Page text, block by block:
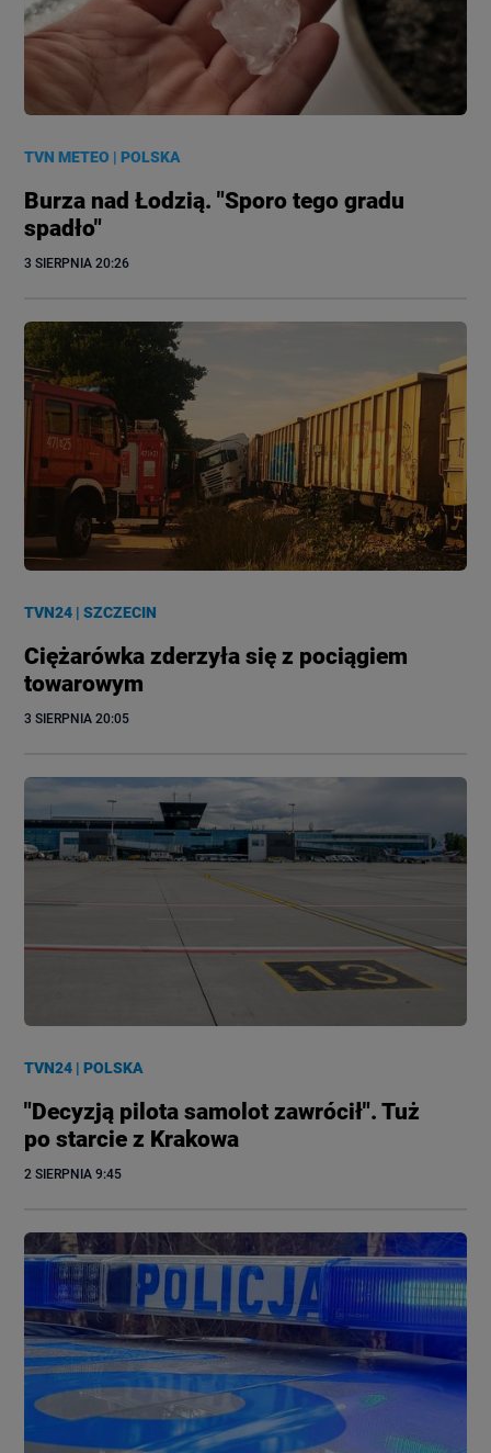
TVN METEO |POLSKA
Burza nad Łodzią. "Sporo tego gradu
spadło"
3 SIERPNIA 20:26
TVN24 |SZCZECIN
Ciężarówka zderzyła się z pociągiem
towarowym
3 SIERPNIA 20:05
TVN24 |POLSKA
"Decyzją pilota samolot zawrócił". Tuż
po starcie z Krakowa
2 SIERPNIA 9:45